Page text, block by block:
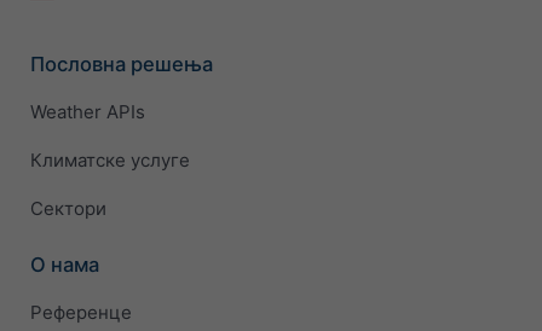
Пословна решења
Weather APIs
Климатске услуге
Сектори
О нама
Референце